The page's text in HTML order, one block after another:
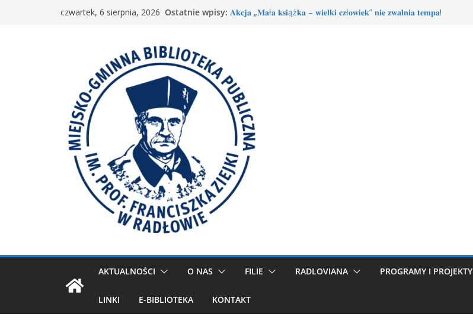
czwartek, 6 sierpnia, 2026 Ostatnie wpisy: 𝐀𝐤𝐜𝐣𝐚 „𝐌𝐚ł𝐚 𝐤𝐬𝐢ąż𝐤𝐚 – 𝐰𝐢𝐞𝐥𝐤𝐢 𝐜𝐳ł𝐨𝐰𝐢𝐞𝐤” 𝐧𝐢𝐞 𝐳𝐰𝐚𝐥𝐧𝐢𝐚 𝐭𝐞𝐦𝐩𝐚!
AKTUALNOŚCI O NAS FILIE RADLOVIANA PROGRAMY I PROJEKTY
LINKI E-BIBLIOTEKA KONTAKT